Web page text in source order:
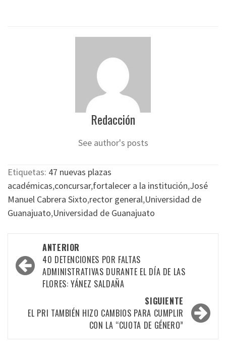
Redacción
See author's posts
Etiquetas: 47 nuevas plazas
académicas,concursar,fortalecer a la institución,José
Manuel Cabrera Sixto,rector general,Universidad de
Guanajuato,Universidad de Guanajuato
Navegación
por
las
ANTERIOR
40 DETENCIONES POR FALTAS
ADMINISTRATIVAS DURANTE EL DÍA DE LAS
FLORES: YÁNEZ SALDAÑA
SIGUIENTE
EL PRI TAMBIÉN HIZO CAMBIOS PARA CUMPLIR
CON LA “CUOTA DE GÉNERO”